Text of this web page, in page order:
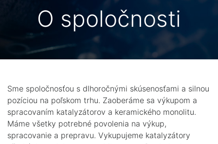
O spoločnosti
Sme spoločnosťou s dlhoročnými skúsenosťami a silnou
pozíciou na poľskom trhu. Zaoberáme sa výkupom a
spracovaním katalyzátorov a keramického monolitu.
Máme všetky potrebné povolenia na výkup,
spracovanie a prepravu. Vykupujeme katalyzátory